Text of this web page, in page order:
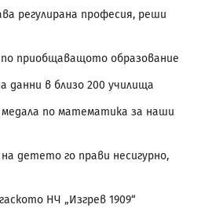
регулирана професия, реши
приобщаващото образование
данни в близо 200 училища
медала по математика за наши
детето го прави несигурно,
НЧ „Изгрев 1909“